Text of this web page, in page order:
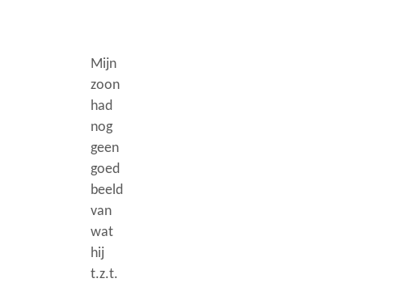
Mijn
zoon
had
nog
geen
goed
beeld
van
wat
hij
t.z.t.